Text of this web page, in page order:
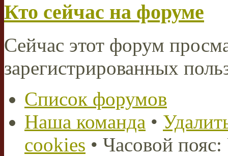
Кто сейчас на форуме
Сейчас этот форум
зарегистрированных
Список форумов
Наша команда •
cookies • Часовой